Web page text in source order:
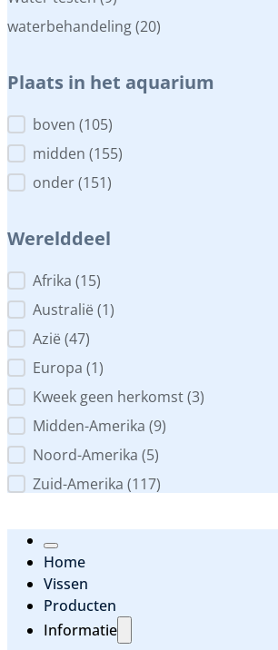
waterbehandeling(20)
Plaats in het aquarium
Plaats in het aquarium
boven (105)
midden (155)
onder(151)
Werelddeel
Werelddeel
Afrika (15)
Australië (1)
Azië (47)
Europa (1)
Kweek geen herkomst(3)
Midden-Amerika (9)
Noord-Amerika (5)
Zuid-Amerika (117)
Home
Vissen
Producten
Informatie